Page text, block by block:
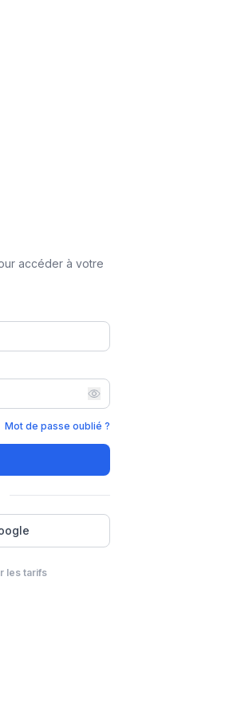
accéder à votre
Mot de passe oublié ?
les tarifs